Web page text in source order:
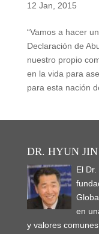
12 Jan, 2015
“Vamos a hacer
Declaración de
nuestro propio
en la vida para
para esta nación
DR. HYUN
El
en
y valores